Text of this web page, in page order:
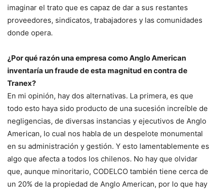
imaginar el trato que es capaz de dar a sus restantes
proveedores, sindicatos, trabajadores y las comunidades
donde opera.
¿Por qué razón una empresa como Anglo American
inventaría un fraude de esta magnitud en contra de
Tranex?
En mi opinión, hay dos alternativas. La primera, es que
todo esto haya sido producto de una sucesión increíble de
negligencias, de diversas instancias y ejecutivos de Anglo
American, lo cual nos habla de un despelote monumental
en su administración y gestión. Y esto lamentablemente es
algo que afecta a todos los chilenos. No hay que olvidar
que, aunque minoritario, CODELCO también tiene cerca de
un 20% de la propiedad de Anglo American, por lo que hay